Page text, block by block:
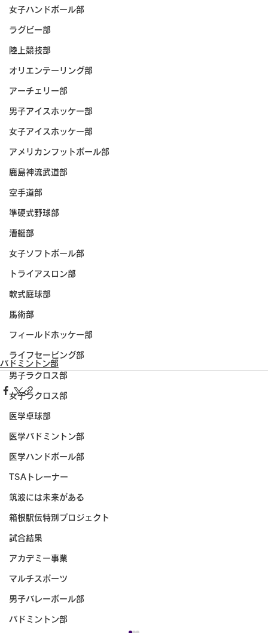
女子ハンドボール部
ラグビー部
陸上競技部
オリエンテーリング部
アーチェリー部
男子アイスホッケー部
女子アイスホッケー部
アメリカンフットボール部
鹿島神流武道部
空手道部
準硬式野球部
漕艇部
女子ソフトボール部
トライアスロン部
軟式庭球部
馬術部
フィールドホッケー部
ライフセービング部
男子ラクロス部
女子ラクロス部
医学卓球部
医学バドミントン部
医学ハンドボール部
TSAトレーナー
筑波には未来がある
箱根駅伝特別プロジェクト
試合結果
アカデミー事業
マルチスポーツ
男子バレーボール部
バドミントン部
バドミントン部